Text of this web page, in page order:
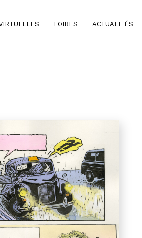
FOIRES ACTUALITÉS